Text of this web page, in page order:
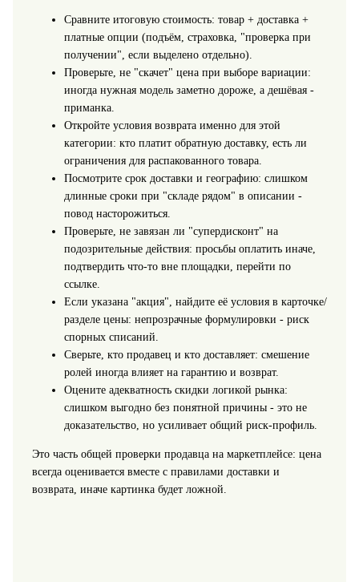
Сравните итоговую стоимость: товар + доставка +
платные опции (подъём, страховка, "проверка при
получении", если выделено отдельно).
Проверьте, не "скачет" цена при выборе вариации:
иногда нужная модель заметно дороже, а дешёвая -
приманка.
Откройте условия возврата именно для этой
категории: кто платит обратную доставку, есть ли
ограничения для распакованного товара.
Посмотрите срок доставки и географию: слишком
длинные сроки при "складе рядом" в описании -
повод насторожиться.
Проверьте, не завязан ли "супердисконт" на
подозрительные действия: просьбы оплатить иначе,
подтвердить что-то вне площадки, перейти по
ссылке.
Если указана "акция", найдите её условия в карточке/
разделе цены: непрозрачные формулировки - риск
спорных списаний.
Сверьте, кто продавец и кто доставляет: смешение
ролей иногда влияет на гарантию и возврат.
Оцените адекватность скидки логикой рынка:
слишком выгодно без понятной причины - это не
доказательство, но усиливает общий риск-профиль.
Это часть общей проверки продавца на маркетплейсе: цена
всегда оценивается вместе с правилами доставки и
возврата, иначе картинка будет ложной.